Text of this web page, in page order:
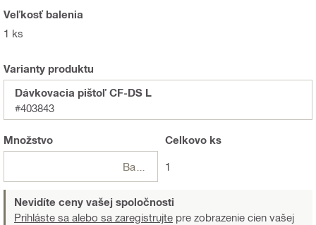
Veľkosť balenia
1 ks
Varianty produktu
Dávkovacia pištoľ CF-DS L
#403843
Množstvo Celkovo ks
1
Nevidíte ceny vašej spoločnosti
Prihláste sa alebo sa zaregistrujte pre zobrazenie cien vašej